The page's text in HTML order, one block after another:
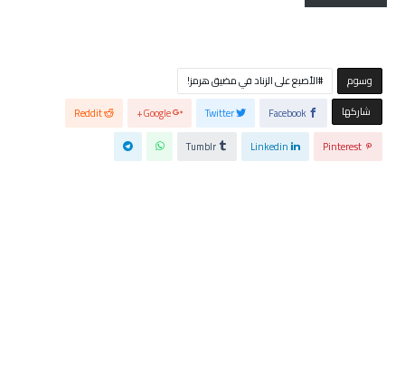
‫‫‫‫وسوم‬
الأصبع على الزناد في مضيق هرمز!
‫‫ شاركها‬
Facebook
Twitter
Google+
Reddit
Pinterest
Linkedin
Tumblr